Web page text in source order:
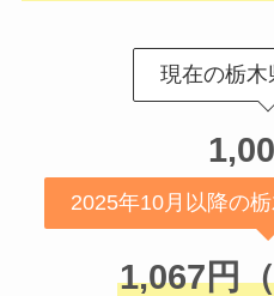
現在の栃木
2025年10月以降の
1,067円